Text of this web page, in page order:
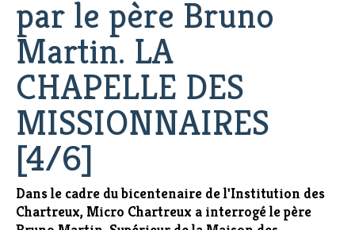
par le père Bruno
Martin. LA
CHAPELLE DES
MISSIONNAIRES
[4/6]
Dans le cadre du bicentenaire de l'Institution des
Chartreux, Micro Chartreux a interrogé le père